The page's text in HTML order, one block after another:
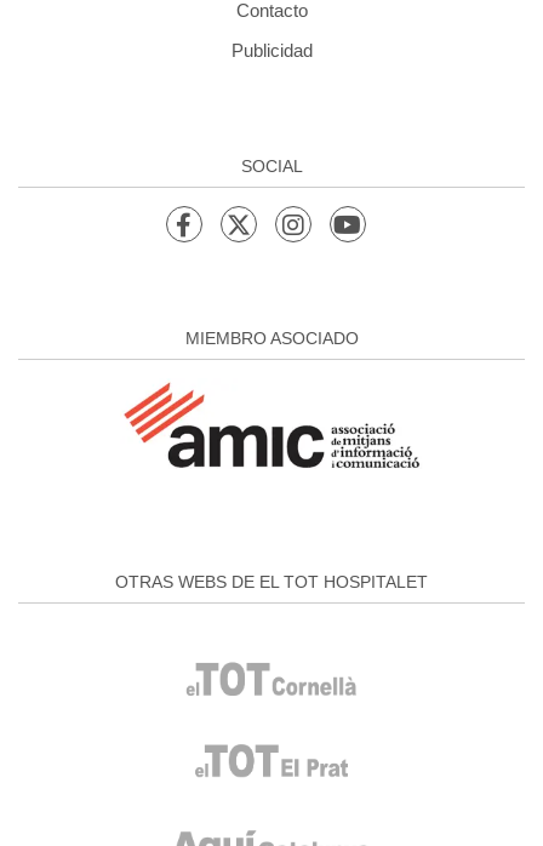
Contacto
Publicidad
SOCIAL
MIEMBRO ASOCIADO
OTRAS WEBS DE EL TOT HOSPITALET